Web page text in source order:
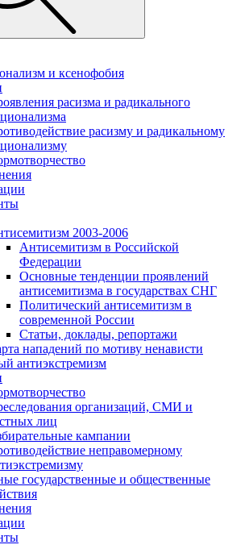
и ксенофобия
расизма и радикального
расизму и радикальному
2003-2006
Антисемитизм в Российской
Федерации
Основные тенденции проявлений
антисемитизма в государствах СНГ
Политический антисемитизм в
современной России
Статьи, доклады, репортажи
нападений по мотиву ненависти
антиэкстремизм
организаций, СМИ и
лиц
кампании
неправомерному
государственные и общественные